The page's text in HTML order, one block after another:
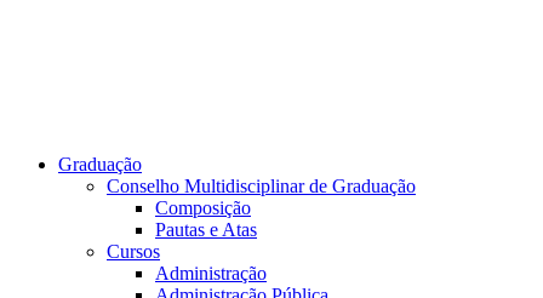
Graduação
Conselho Multidisciplinar de Graduação
Composição
Pautas e Atas
Cursos
Administração